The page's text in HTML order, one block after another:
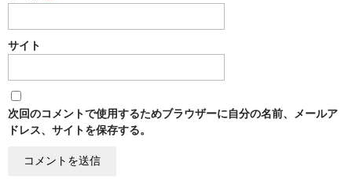
サイト
次回のコメントで使用するためブラウザーに自分の名前、メールア
ドレス、サイトを保存する。